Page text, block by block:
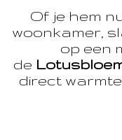
Of je hem
woonkamer,
op een
de
direct